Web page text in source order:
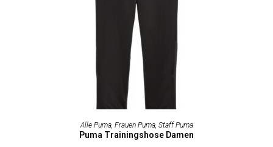
AUSFÜHRUNG WÄHLEN
Alle Puma, Frauen Puma, Staff Puma
Puma Trainingshose Damen